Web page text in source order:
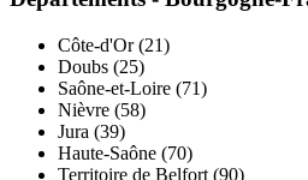
Côte-d'Or(21)
Doubs (25)
Saône-et-Loire (71)
Nièvre (58)
Jura (39)
Haute-Saône (70)
Territoire de Belfort (90)